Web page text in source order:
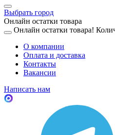
Выбрать город
Онлайн остатки товара
Онлайн остатки товара!
О компании
Оплата и доставка
Контакты
Вакансии
Написать нам